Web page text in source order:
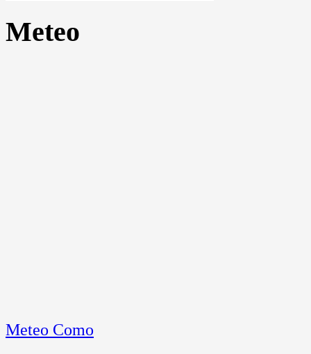
Meteo
Meteo Como